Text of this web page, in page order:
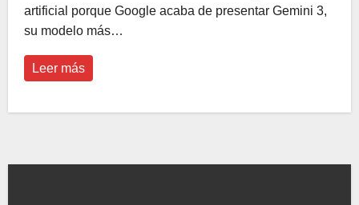
artificial porque Google acaba de presentar Gemini 3,
su modelo más…
Leer más